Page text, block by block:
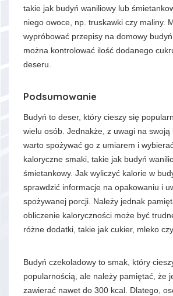
takie jak budyń waniliowy lub
niego owoce, np. truskawki czy maliny.
wypróbować przepisy na domowy
można kontrolować ilość dodanego
deseru.
Podsumowanie
Budyń to deser, który cieszy się
wielu osób. Jednakże, z uwagi na swoją
warto spożywać go z umiarem i
kaloryczne smaki, takie jak budyń
śmietankowy. Jak wyliczyć kalorie w
sprawdzić informacje na opakowaniu i
spożywanej porcji. Należy jednak
obliczenie kaloryczności może być
różne dodatki, takie jak cukier, mleko
Budyń czekoladowy to smak, który
popularnością, ale należy pamiętać, że
zawierać nawet do 300 kcal. Dlatego,